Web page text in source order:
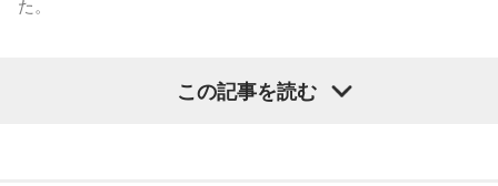
なと思って、そういう曲を作りました。
ちょっと欠けちゃったりね。
てすごく大事なんですよね。だから、よりスピリチュアルを
発揮したいと思う場合には、フィジカルをとても大切にする
た。
この記事を読む